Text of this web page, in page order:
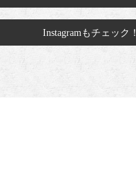
Instagramもチェック！